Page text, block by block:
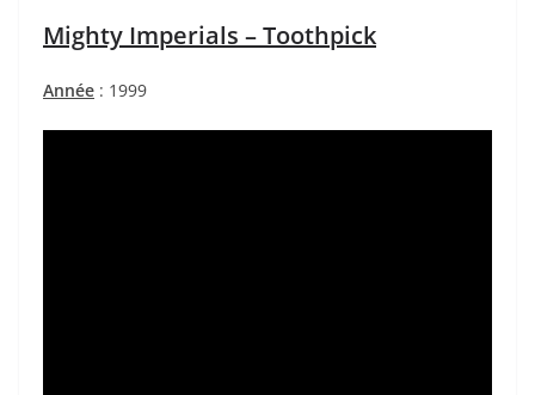
Mighty Imperials – Toothpick
Année : 1999